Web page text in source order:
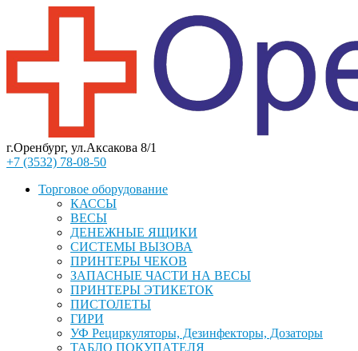
г.Оренбург, ул.Аксакова 8/1
+7 (3532) 78-08-50
Торговое оборудование
КАССЫ
ВЕСЫ
ДЕНЕЖНЫЕ ЯЩИКИ
СИСТЕМЫ ВЫЗОВА
ПРИНТЕРЫ ЧЕКОВ
ЗАПАСНЫЕ ЧАСТИ НА ВЕСЫ
ПРИНТЕРЫ ЭТИКЕТОК
ПИСТОЛЕТЫ
ГИРИ
УФ Рециркуляторы, Дезинфекторы, Дозаторы
ТАБЛО ПОКУПАТЕЛЯ